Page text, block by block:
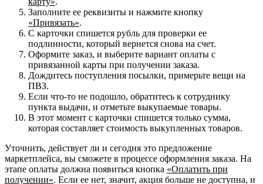
Заполните ее реквизиты и нажмите кнопку
«Привязать».
С карточки спишется рубль для проверки ее
подлинности, который вернется снова на счет.
Оформите заказ, и выберите вариант оплаты с
привязанной карты при получении заказа.
Дождитесь поступления посылки, примерьте вещи на
ПВЗ.
Если что-то не подошло, обратитесь к сотруднику
пункта выдачи, и отметьте выкупаемые товары.
В этот момент с карточки спишется только сумма,
которая составляет стоимость выкупленных товаров.
Уточнить, действует ли и сегодня это предложение
маркетплейса, вы сможете в процессе оформления заказа. На
этапе оплаты должна появиться кнопка «Оплатить при
получении». Если ее нет, значит, акция больше не доступна, и